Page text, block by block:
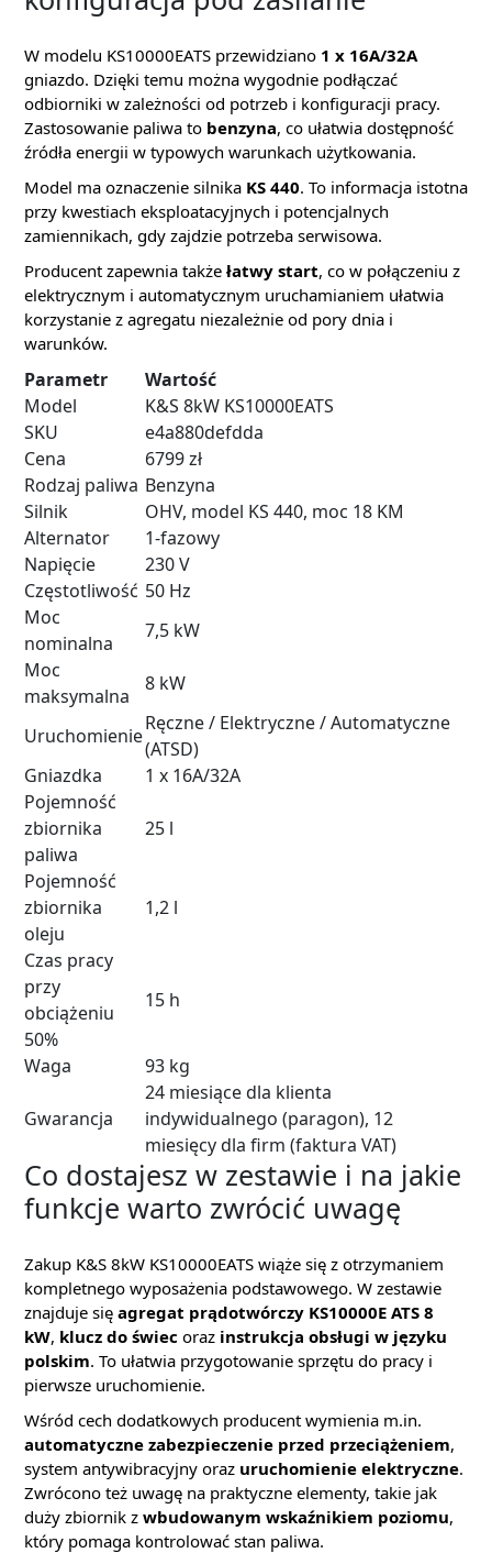
W modelu KS10000EATS przewidziano 1 x 16A/32A
gniazdo. Dzięki temu można wygodnie podłączać
odbiorniki w zależności od potrzeb i konfiguracji pracy.
Zastosowanie paliwa to benzyna, co ułatwia dostępność
źródła energii w typowych warunkach użytkowania.
Model ma oznaczenie silnika KS 440. To informacja istotna
przy kwestiach eksploatacyjnych i potencjalnych
zamiennikach, gdy zajdzie potrzeba serwisowa.
Producent zapewnia także łatwy start, co w połączeniu z
elektrycznym i automatycznym uruchamianiem ułatwia
korzystanie z agregatu niezależnie od pory dnia i
warunków.
Parametr
Wartość
Model
K&S 8kW KS10000EATS
SKU
e4a880defdda
Cena
6799 zł
Rodzaj paliwa Benzyna
Silnik
OHV, model KS 440, moc 18 KM
Alternator
1-fazowy
Napięcie
230 V
Częstotliwość 50 Hz
Moc
nominalna
7,5 kW
Moc
maksymalna
8 kW
Uruchomienie
Ręczne / Elektryczne / Automatyczne
(ATSD)
Gniazdka
1 x 16A/32A
Pojemność
zbiornika
paliwa
25 l
Pojemność
zbiornika
oleju
1,2 l
Czas pracy
przy
obciążeniu
50%
15 h
Waga 93 kg
Gwarancja
24 miesiące dla klienta
indywidualnego (paragon), 12
miesięcy dla firm (faktura VAT)
Co dostajesz w zestawie i na jakie
funkcje warto zwrócić uwagę
Zakup K&S 8kW KS10000EATS wiąże się z otrzymaniem
kompletnego wyposażenia podstawowego. W zestawie
znajduje się agregat prądotwórczy KS10000E ATS 8
kW, klucz do świec oraz instrukcja obsługi w języku
polskim. To ułatwia przygotowanie sprzętu do pracy i
pierwsze uruchomienie.
Wśród cech dodatkowych producent wymienia m.in.
automatyczne zabezpieczenie przed przeciążeniem,
system antywibracyjny oraz uruchomienie elektryczne.
Zwrócono też uwagę na praktyczne elementy, takie jak
duży zbiornik z wbudowanym wskaźnikiem poziomu,
który pomaga kontrolować stan paliwa.